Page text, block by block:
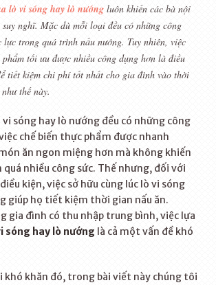
lò vi sóng hay lò nướngluôn khiến các bà nội
nghĩ. Mặc dù mỗi loại đều có những công
trong quá trình nấu nướng. Tuy nhiên, việc
tối ưu được nhiều công dụng hơn là điều
tiết kiệm chi phí tốt nhất cho gia đình vào thời
thế này.
vi sóng hay lò nướng đều có những công
chế biến thực phẩm được nhanh
ăn ngon miệng hơn mà không khiến
nhiều công sức. Thế nhưng, đối với
kiện, việc sở hữu cùng lúc lò vi sóng
giúp họ tiết kiệm thời gian nấu ăn.
gia đình có thu nhập trung bình, việc lựa
sóng hay lò nướng là cả một vấn đề khó
khó khăn đó, trong bài viết này chúng tôi